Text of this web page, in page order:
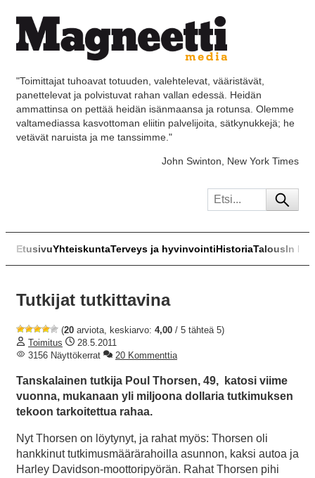
"Toimittajat tuhoavat totuuden, valehtelevat, vääristävät,
panettelevat ja polvistuvat rahan vallan edessä. Heidän
ammattinsa on pettää heidän isänmaansa ja rotunsa. Olemme
valtamediassa kasvottoman eliitin palvelijoita, sätkynukkejä; he
vetävät naruista ja me tanssimme."
John Swinton, New York Times
EtusivuYhteiskuntaTerveys ja hyvinvointiHistoriaTalousIn
Tutkijat tutkittavina
(20 arviota, keskiarvo: 4,00 / 5 tähteä 5)
Toimitus
28.5.2011
3156 Näyttökerrat
20 Kommenttia
Tanskalainen tutkija Poul Thorsen, 49, katosi viime
vuonna, mukanaan yli miljoona dollaria tutkimuksen
tekoon tarkoitettua rahaa.
Nyt Thorsen on löytynyt, ja rahat myös: Thorsen oli
hankkinut tutkimusmäärärahoilla asunnon, kaksi autoa ja
Harley Davidson-moottoripyörän. Rahat Thorsen pihi